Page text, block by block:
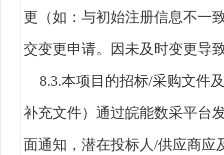
更（如：与初始注册信息不一
交变更申请。因未及时变更导
8.3.本项目的招标/采购文件
补充文件）通过皖能数采平台
面通知，潜在投标人/供应商应